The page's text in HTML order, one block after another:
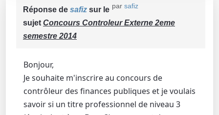
par safiz
Réponse de safiz sur le
sujet Concours Controleur Externe 2eme
semestre 2014
Bonjour,
Je souhaite m'inscrire au concours de
contrôleur des finances publiques et je voulais
savoir si un titre professionnel de niveau 3